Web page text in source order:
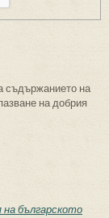
съдържанието на
на добрия
българското